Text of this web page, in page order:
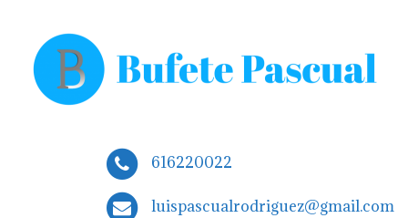
616220022
luispascualrodriguez@gmail.com